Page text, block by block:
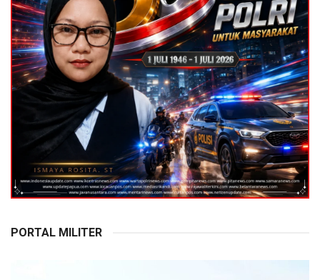
PORTAL MILITER